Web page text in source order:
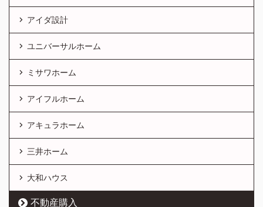
アイダ設計
ユニバーサルホーム
ミサワホーム
アイフルホーム
アキュラホーム
三井ホーム
大和ハウス
不動産購入